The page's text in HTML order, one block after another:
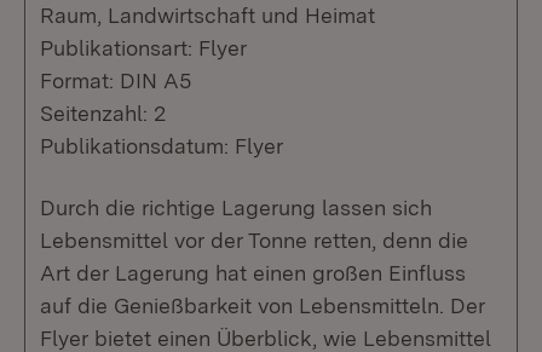
Raum, Landwirtschaft und Heimat
Publikationsart: Flyer
Format: DIN A5
Seitenzahl: 2
Publikationsdatum: Flyer
Durch die richtige Lagerung lassen sich
Lebensmittel vor der Tonne retten, denn die
Art der Lagerung hat einen großen Einfluss
auf die Genießbarkeit von Lebensmitteln. Der
Flyer bietet einen Überblick, wie Lebensmittel